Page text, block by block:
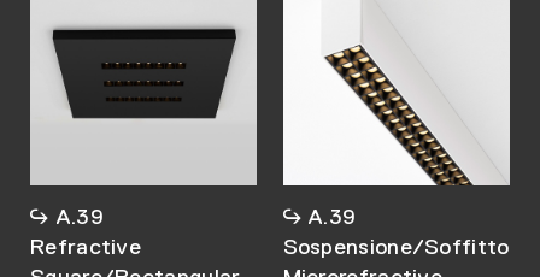
A.39
Refractive
A.39
Sospensione/Soffitto